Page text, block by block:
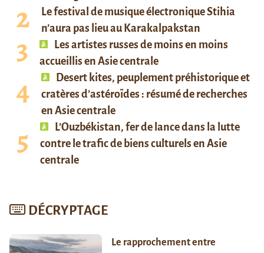
Le festival de musique électronique Stihia
n’aura pas lieu au Karakalpakstan
Les artistes russes de moins en moins
accueillis en Asie centrale
Desert kites, peuplement préhistorique et
cratères d’astéroïdes : résumé de recherches
en Asie centrale
L’Ouzbékistan, fer de lance dans la lutte
contre le trafic de biens culturels en Asie
centrale
DÉCRYPTAGE
Le rapprochement entre